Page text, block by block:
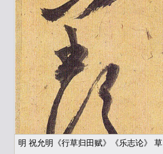
明 祝允明《行草归田赋》《乐志论》 草